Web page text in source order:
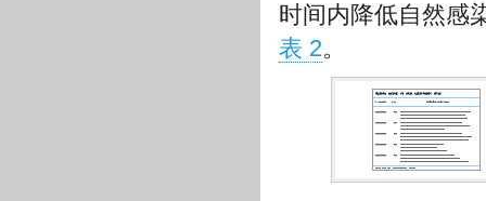
时间内降低自然感
表 2。